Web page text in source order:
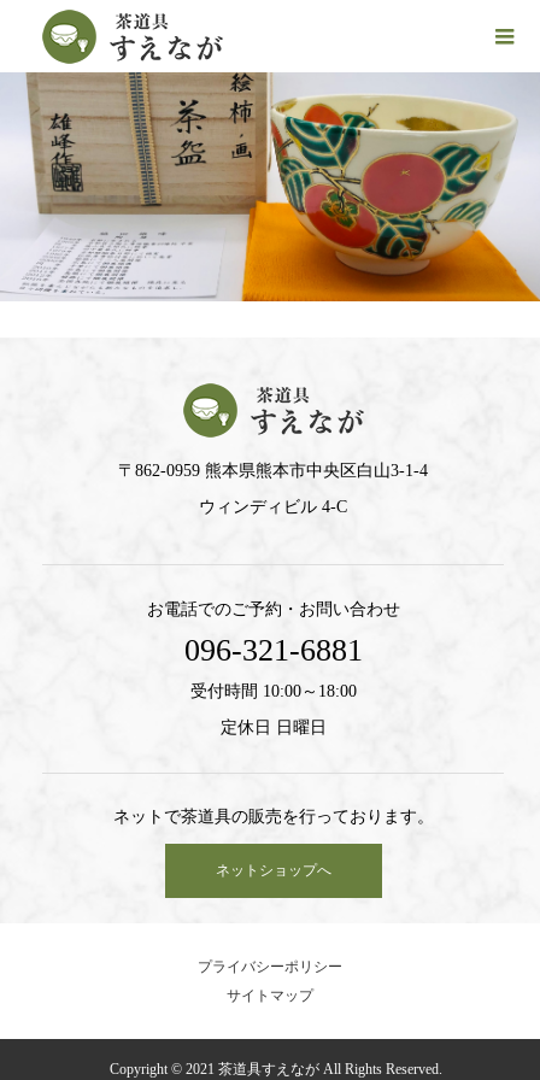
〒862-0959 熊本県熊本市中央区白山3-1-4
ウィンディビル 4-C
お電話でのご予約・お問い合わせ
096-321-6881
受付時間 10:00～18:00
定休日 日曜日
ネットで茶道具の販売を行っております。
ネットショップへ
プライバシーポリシー
サイトマップ
Copyright © 2021 茶道具すえなが All Rights Reserved.